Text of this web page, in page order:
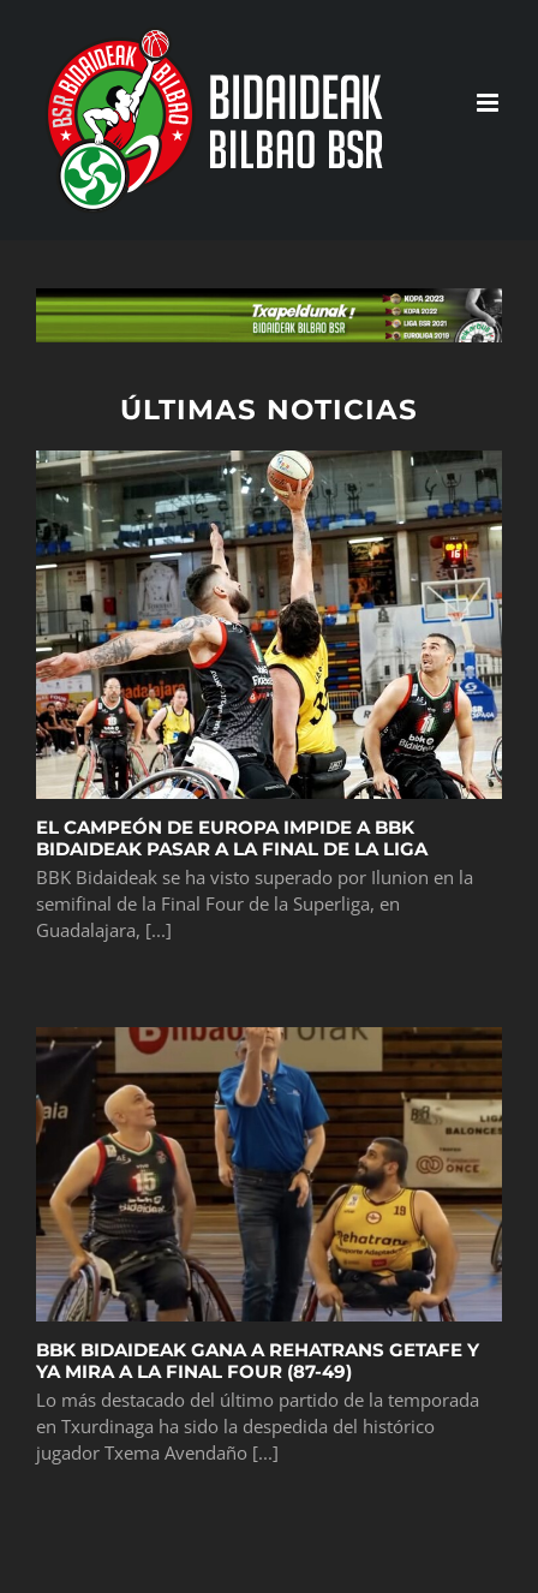
contenido
ÚLTIMAS NOTICIAS
EL CAMPEÓN DE EUROPA IMPIDE A BBK
BIDAIDEAK PASAR A LA FINAL DE LA LIGA
BBK Bidaideak se ha visto superado por Ilunion en la
semifinal de la Final Four de la Superliga, en
Guadalajara, [...]
BBK BIDAIDEAK GANA A REHATRANS GETAFE Y
YA MIRA A LA FINAL FOUR (87-49)
Lo más destacado del último partido de la temporada
en Txurdinaga ha sido la despedida del histórico
jugador Txema Avendaño [...]